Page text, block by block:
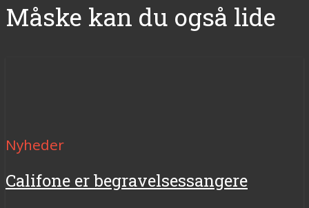
Måske kan du også lide
Nyheder
Califone er begravelsessangere